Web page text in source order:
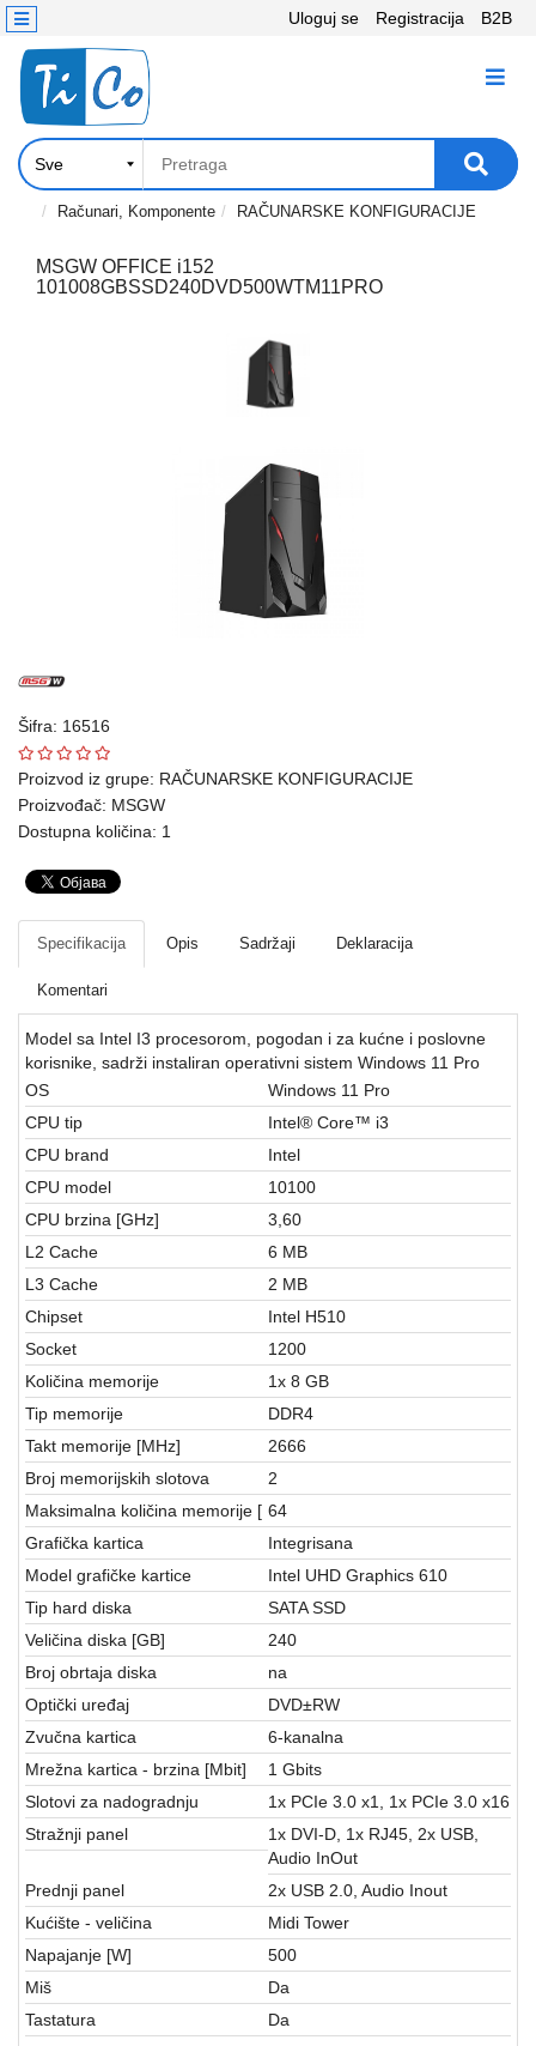
Uloguj se Registracija B2B
KATEGORIJE
Računari,
Komponente
Laptop
tablet
oprema
Mrežna
oprema
Gaming
Fotoaparati
i
kamere
Kućni
Software
Sve
kategorije
Kontakt
Računari, Komponente RAČUNARSKE KONFIGURACIJE
MSGW OFFICE i152
101008GBSSD240DVD500WTM11PRO
Šifra: 16516
Proizvod iz grupe: RAČUNARSKE KONFIGURACIJE
Proizvođač: MSGW
Dostupna količina: 1
Specifikacija Opis Sadržaji Deklaracija
Komentari
Model sa Intel I3 procesorom, pogodan i za kućne i poslovne
korisnike, sadrži instaliran operativni sistem Windows 11 Pro
OS
Windows 11 Pro
CPU tip
Intel® Core™ i3
CPU brand
Intel
CPU model
10100
CPU brzina [GHz]
3,60
L2 Cache
6 MB
L3 Cache
2 MB
Chipset
Intel H510
Socket
1200
Količina memorije
1x 8 GB
Tip memorije
DDR4
Takt memorije [MHz]
2666
Broj memorijskih slotova
2
Maksimalna količina memorije [ 64
Grafička kartica
Integrisana
Model grafičke kartice
Intel UHD Graphics 610
Tip hard diska
SATA SSD
Veličina diska [GB]
240
Broj obrtaja diska
na
Optički uređaj
DVD±RW
Zvučna kartica
6-kanalna
Mrežna kartica - brzina [Mbit]
1 Gbits
Slotovi za nadogradnju
1x PCIe 3.0 x1, 1x PCIe 3.0 x16
Stražnji panel
1x DVI-D, 1x RJ45, 2x USB,
Audio InOut
Prednji panel
2x USB 2.0, Audio Inout
Kućište - veličina
Midi Tower
Napajanje [W]
500
Miš
Da
Tastatura
Da